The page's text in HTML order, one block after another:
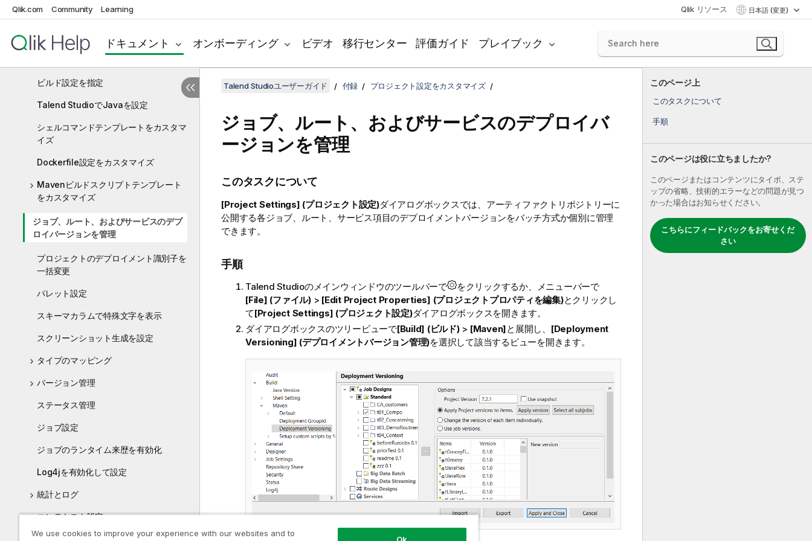
Qlik.com Community Learning Qlik リソース 日本語 (変更)
ドキュメント オンボーディング ビデオ 移行センター 評価ガイド プレイブック
プロジェクト設定をカスタマイズ
プロジェクトを分析
ビルド設定を指定
Talend StudioでJavaを設定
シェルコマンドテンプレートをカスタマ
イズ
Dockerfile設定をカスタマイズ
Mavenビルドスクリプトテンプレート
をカスタマイズ
ジョブ、ルート、およびサービスのデプ
ロイバージョンを管理
プロジェクトのデプロイメント識別子を
一括変更
パレット設定
スキーマカラムで特殊文字を表示
スクリーンショット生成を設定
タイプのマッピング
バージョン管理
ステータス管理
ジョブ設定
ジョブのランタイム来歴を有効化
Log4jを有効化して設定
統計とログ
コンテキスト設定
プロジェクト設定の適用
このページ上
このタスクについて
手順
このページは役に立ちましたか?
このページまたはコンテンツにタイポ、ステ
ップの省略、技術的エラーなどの問題が見つ
かった場合はお知らせください。
こちらにフィードバックをお寄せくだ
さい
Talend Studioユーザーガイド 付録 プロジェクト設定をカスタマイズ
ジョブ、ルート、およびサービスのデプロイバ
ージョンを管理
このタスクについて
[Project Settings] (プロジェクト設定)ダイアログボックスでは、アーティファクトリポジトリーに
公開する各ジョブ、ルート、サービス項目のデプロイメントバージョンをバッチ方式か個別に管理
できます。
手順
Talend Studioのメインウィンドウのツールバーで
をクリックするか、メニューバーで
[File] (ファイル)> [Edit Project Properties] (プロジェクトプロパティを編集)とクリックし
て[Project Settings] (プロジェクト設定)ダイアログボックスを開きます。
ダイアログボックスのツリービューで[Build] (ビルド)> [Maven]と展開し、 [Deployment
Versioning] (デプロイメントバージョン管理)を選択して該当するビューを開きます。
We use cookies to improve your experience with our websites and to